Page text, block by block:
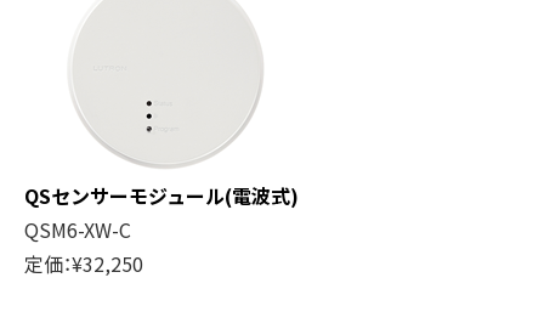
クアンタム
Quantum
エナジー・ト
ライパック
Energi
TriPak
QSセンサーモジュール(電波式)
QSM6-XW-C
定価：¥32,250